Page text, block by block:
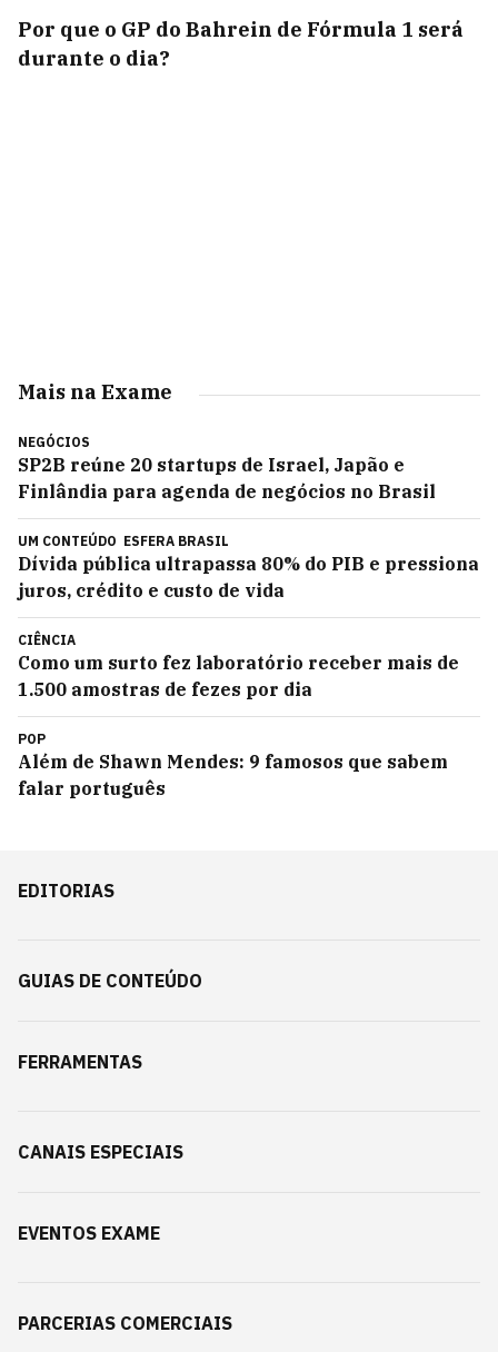
Por que o GP do Bahrein de Fórmula 1 será
durante o dia?
Mais na Exame
NEGÓCIOS
SP2B reúne 20 startups de Israel, Japão e
Finlândia para agenda de negócios no Brasil
UM CONTEÚDO ESFERA BRASIL
Dívida pública ultrapassa 80% do PIB e pressiona
juros, crédito e custo de vida
CIÊNCIA
Como um surto fez laboratório receber mais de
1.500 amostras de fezes por dia
POP
Além de Shawn Mendes: 9 famosos que sabem
falar português
EDITORIAS
GUIAS DE CONTEÚDO
FERRAMENTAS
CANAIS ESPECIAIS
EVENTOS EXAME
PARCERIAS COMERCIAIS